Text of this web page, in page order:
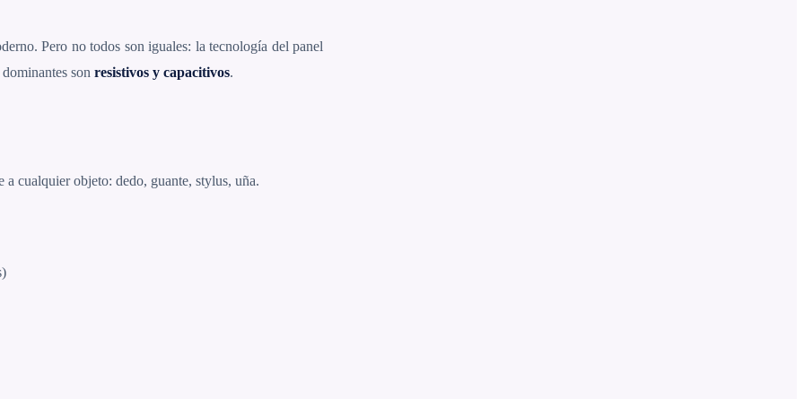
Pero no todos son iguales: la tecnología del panel
son resistivos y capacitivos.
a cualquier objeto: dedo, guante, stylus, uña.